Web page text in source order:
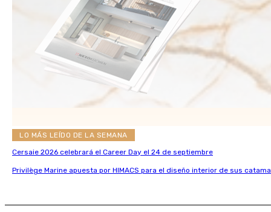
LO MÁS LEÍDO DE LA SEMANA
Cersaie 2026 celebrará el Career Day el 24 de septiembre
Privilège Marine apuesta por HIMACS para el diseño interior de sus